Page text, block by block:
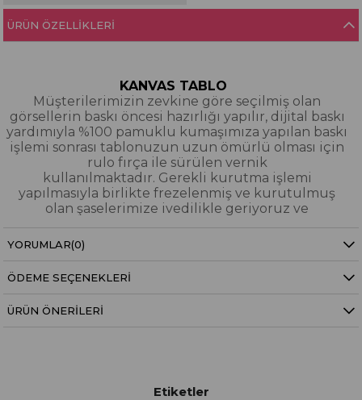
ÜRÜN ÖZELLIKLERI
KANVAS TABLO
Müşterilerimizin zevkine göre seçilmiş olan
görsellerin baskı öncesi hazırlığı yapılır, dijital baskı
yardımıyla %100 pamuklu kumaşımıza yapılan baskı
işlemi sonrası tablonuzun uzun ömürlü olması için
rulo fırça ile sürülen vernik
kullanılmaktadır. Gerekli kurutma işlemi
yapılmasıyla birlikte frezelenmiş ve kurutulmuş
olan şaselerimize ivedilikle geriyoruz ve
paketleyerek tarafınıza gönderiyoruz.
YAĞLI BOYA & SİM DOKULU TABLO
dijital baskı alınıp hazırlanarak üzerine spatula
eşliğinde boya dokunuşları / sim işlemeleri kısmi
YORUMLAR(0)
ÖDEME SEÇENEKLERI
ÜRÜN ÖNERILERI
Etiketler